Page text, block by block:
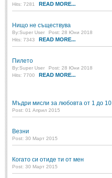
Hits: 7281
READ MORE...
Нищо не съществува
By:Super User
Post: 28 Юни 2018
Hits: 7343
READ MORE...
Пилето
By:Super User
Post: 28 Юни 2018
Hits: 7700
READ MORE...
Мъдри мисли за любовта от 1 до 10
Post: 01 Април 2015
Везни
Post: 30 Март 2015
Когато си отиде ти от мен
Post: 30 Март 2015